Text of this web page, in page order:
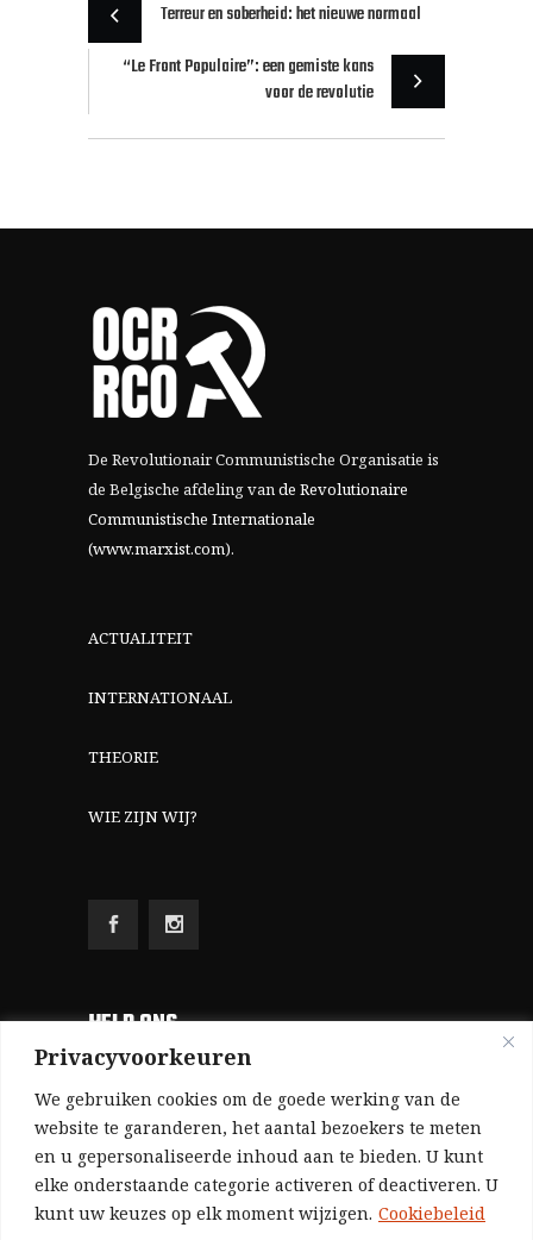
Privacyvoorkeuren
We gebruiken cookies om de goede werking van de
website te garanderen, het aantal bezoekers te meten
en u gepersonaliseerde inhoud aan te bieden. U kunt
elke onderstaande categorie activeren of deactiveren. U
kunt uw keuzes op elk moment wijzigen. Cookiebeleid
Terreur en soberheid: het nieuwe normaal
“Le Front Populaire”: een gemiste kans
voor de revolutie
De Revolutionair Communistische Organisatie is
de Belgische afdeling vande Revolutionaire
Communistische Internationale
(www.marxist.com).
ACTUALITEIT
INTERNATIONAAL
THEORIE
WIE ZIJN WIJ?
HELP ONS
Aangezien we volledig zelf gefinancierd zijn
(zonder subsidies, zonder commerciële
advertenties en zonder rijke sponsors), zijn we
voor de publicatie van ons tijdschrift uitsluitend
afhankelijk van de financiële steun van onze